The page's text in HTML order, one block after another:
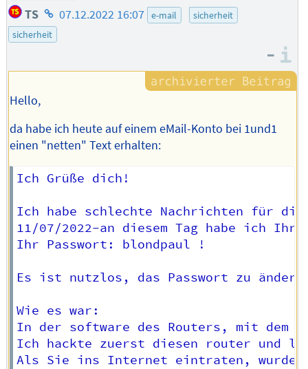
TS Homepage
des
07.12.2022 16:07 e-mail
sicherheit
sicherheit
–
Hello,
da habe ich heute auf einem eMail-Konto bei 1und1
einen "netten" Text erhalten:
Ich Grüße dich!
Ich habe schlechte Nachrichten für
11/07/2022-an diesem Tag habe ich
Ihr Passwort: blondpaul !
Es ist nutzlos, das Passwort zu
Wie es war:
In der software des Routers, mit dem
Ich hackte zuerst diesen router und
Als Sie ins Internet eintraten, wurde